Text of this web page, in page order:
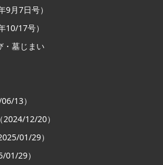
月7日号）
10/17号）
・墓じまい
13）
12/20）
01/29）
29）